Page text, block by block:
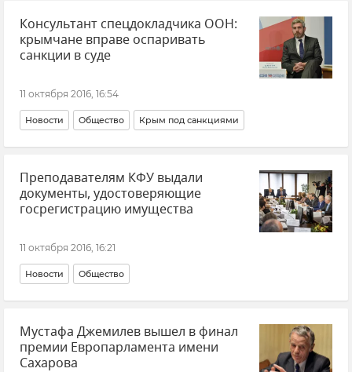
Консультант спецдокладчика ООН:
крымчане вправе оспаривать
санкции в суде
11 октября 2016, 16:54
Новости Общество Крым под санкциями
Преподавателям КФУ выдали
документы, удостоверяющие
госрегистрацию имущества
11 октября 2016, 16:21
Новости Общество
Мустафа Джемилев вышел в финал
премии Европарламента имени
Сахарова